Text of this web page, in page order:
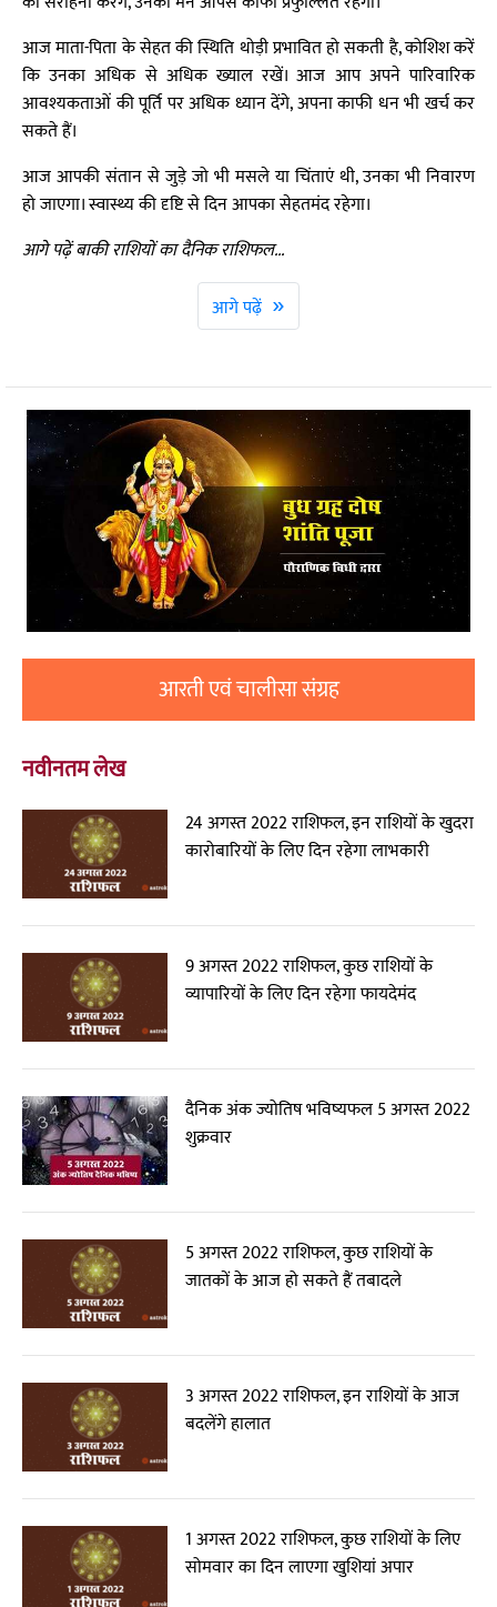
आज माता-पिता के सेहत की स्थिति थोड़ी प्रभावित हो सकती है, कोशिश करें
कि उनका अधिक से अधिक ख्याल रखें। आज आप अपने पारिवारिक
आवश्यकताओं की पूर्ति पर अधिक ध्यान देंगे, अपना काफी धन भी खर्च कर
सकते हैं।
आज आपकी संतान से जुड़े जो भी मसले या चिंताएं थी, उनका भी निवारण
हो जाएगा। स्वास्थ्य की दृष्टि से दिन आपका सेहतमंद रहेगा।
आगे पढ़ें बाकी राशियों का दैनिक राशिफल...
आगे पढ़ें »
आरती एवं चालीसा संग्रह
नवीनतम लेख
24 अगस्त 2022 राशिफल, इन राशियों के खुदरा
कारोबारियों के लिए दिन रहेगा लाभकारी
9 अगस्त 2022 राशिफल, कुछ राशियों के
व्यापारियों के लिए दिन रहेगा फायदेमंद
दैनिक अंक ज्योतिष भविष्यफल 5 अगस्त 2022
शुक्रवार
5 अगस्त 2022 राशिफल, कुछ राशियों के
जातकों के आज हो सकते हैं तबादले
3 अगस्त 2022 राशिफल, इन राशियों के आज
बदलेंगे हालात
1 अगस्त 2022 राशिफल, कुछ राशियों के लिए
सोमवार का दिन लाएगा खुशियां अपार